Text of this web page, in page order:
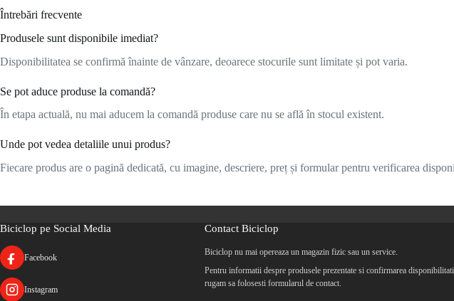
Întrebări frecvente
Produsele sunt disponibile imediat?
Disponibilitatea se confirmă înainte de vânzare, deoarece stocurile sunt limitate și pot varia.
Se pot aduce produse la comandă?
În etapa actuală, nu mai aducem la comandă produse care nu se află în stocul existent.
Unde pot vedea detaliile unui produs?
Fiecare produs are o pagină dedicată, cu imagine, descriere, preț și formular pentru verificarea
Biciclop pe Social Media
Facebook
Instagram
Contact Biciclop
Biciclop nu mai opereaza un magazin fizic sau un service.
Pentru informatii despre produsele prezentate si confirmarea
rugam sa folosesti formularul de contact.